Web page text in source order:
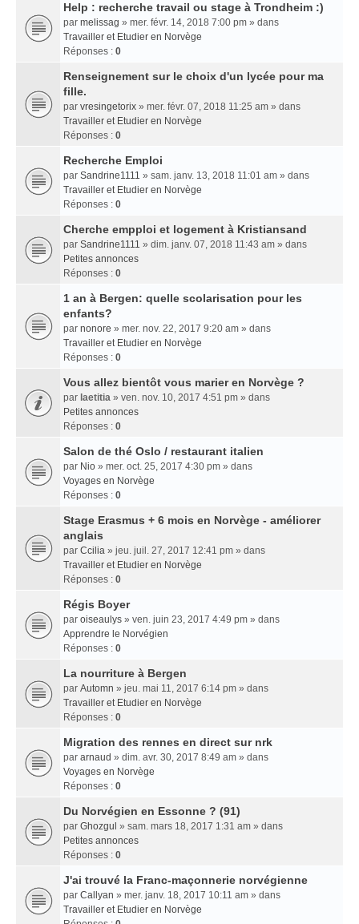
Help : recherche travail ou stage à Trondheim :)
par melissag » mer. févr. 14, 2018 7:00 pm » dans
Travailler et Etudier en Norvège
Réponses : 0
Renseignement sur le choix d'un lycée pour ma
fille.
par vresingetorix » mer. févr. 07, 2018 11:25 am » dans
Travailler et Etudier en Norvège
Réponses : 0
Recherche Emploi
par Sandrine1111 » sam. janv. 13, 2018 11:01 am » dans
Travailler et Etudier en Norvège
Réponses : 0
Cherche empploi et logement à Kristiansand
par Sandrine1111 » dim. janv. 07, 2018 11:43 am » dans
Petites annonces
Réponses : 0
1 an à Bergen: quelle scolarisation pour les
enfants?
par nonore » mer. nov. 22, 2017 9:20 am » dans
Travailler et Etudier en Norvège
Réponses : 0
Vous allez bientôt vous marier en Norvège ?
par laetitia » ven. nov. 10, 2017 4:51 pm » dans
Petites annonces
Réponses : 0
Salon de thé Oslo / restaurant italien
par Nio » mer. oct. 25, 2017 4:30 pm » dans
Voyages en Norvège
Réponses : 0
Stage Erasmus + 6 mois en Norvège - améliorer
anglais
par Ccilia » jeu. juil. 27, 2017 12:41 pm » dans
Travailler et Etudier en Norvège
Réponses : 0
Régis Boyer
par oiseaulys » ven. juin 23, 2017 4:49 pm » dans
Apprendre le Norvégien
Réponses : 0
La nourriture à Bergen
par Automn » jeu. mai 11, 2017 6:14 pm » dans
Travailler et Etudier en Norvège
Réponses : 0
Migration des rennes en direct sur nrk
par arnaud » dim. avr. 30, 2017 8:49 am » dans
Voyages en Norvège
Réponses : 0
Du Norvégien en Essonne ? (91)
par Ghozgul » sam. mars 18, 2017 1:31 am » dans
Petites annonces
Réponses : 0
J'ai trouvé la Franc-maçonnerie norvégienne
par Callyan » mer. janv. 18, 2017 10:11 am » dans
Travailler et Etudier en Norvège